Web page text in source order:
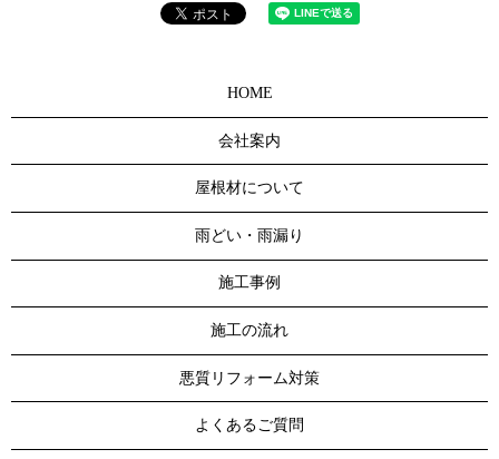
HOME
会社案内
屋根材について
雨どい・雨漏り
施工事例
施工の流れ
悪質リフォーム対策
よくあるご質問